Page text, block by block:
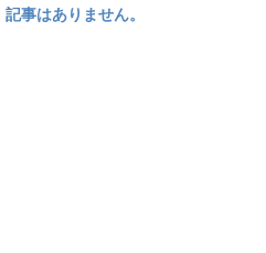
記事はありません。